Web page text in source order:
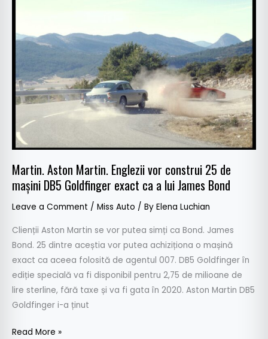
Martin. Aston Martin. Englezii vor construi 25 de
mașini DB5 Goldfinger exact ca a lui James Bond
Leave a Comment / Miss Auto / By Elena Luchian
Clienții Aston Martin se vor putea simți ca Bond. James
Bond. 25 dintre aceștia vor putea achiziționa o mașină
exact ca aceea folosită de agentul 007. DB5 Goldfinger în
ediție specială va fi disponibil pentru 2,75 de milioane de
lire sterline, fără taxe și va fi gata în 2020. Aston Martin DB5
Goldfinger i-a ținut
Englezii
25
de
DB5
Goldfinger
ca
a
lui
Bond
Read More »